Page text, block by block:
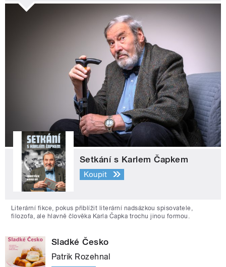
Setkání s Karlem Čapkem
Koupit
Literární fikce, pokus přiblížit literární nadsázkou spisovatele,
filozofa, ale hlavně člověka Karla Čapka trochu jinou formou.
Sladké Česko
Patrik Rozehnal